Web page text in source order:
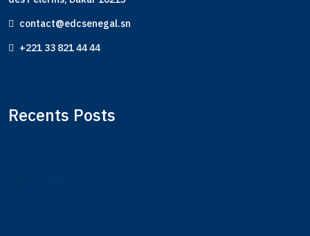
contact@edcsenegal.sn
+221 33 821 44 44
Recents Posts